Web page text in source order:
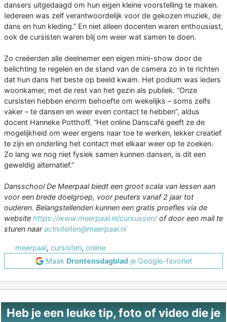
dansers uitgedaagd om hun eigen kleine voorstelling te maken.
Iedereen was zelf verantwoordelijk voor de gekozen muziek, de
dans en hun kleding.” En niet alleen docenten waren enthousiast,
ook de cursisten waren blij om weer wat samen te doen.
Zo creëerden alle deelnemer een eigen mini-show door de
belichting te regelen en de stand van de camera zo in te richten
dat hun dans het beste op beeld kwam. Het podium was ieders
woonkamer, met de rest van het gezin als publiek. “Onze
cursisten hebben enorm behoefte om wekelijks – soms zelfs
vaker – te dansen en weer even contact te hebben”, aldus
docent Hanneke Potthoff. “Het online Danscafé geeft ze de
mogelijkheid om weer ergens naar toe te werken, lekker creatief
te zijn en onderling het contact met elkaar weer op te zoeken.
Zo lang we nog niet fysiek samen kunnen dansen, is dit een
geweldig alternatief.”
Dansschool De Meerpaal biedt een groot scala van lessen aan
voor een brede doelgroep, voor peuters vanaf 2 jaar tot
ouderen. Belangstellenden kunnen een gratis proefles via de
website https://www.meerpaal.nl/cursussen/of door een mail te
sturen naaractiviteiten@meerpaal.nl
meerpaal, cursisten, online
Maak Drontensdagbladje Google-favoriet
Heb je een leuke tip, foto of video die je